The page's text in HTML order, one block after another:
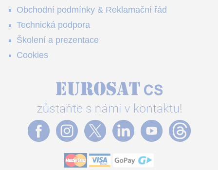
Obchodní podmínky & Reklamační řád
Technická podpora
Školení a prezentace
Cookies